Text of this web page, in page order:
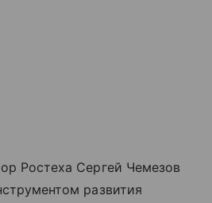
Ростеха Сергей Чемезов
развития